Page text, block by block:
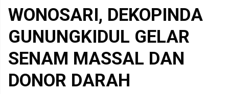
WONOSARI, DEKOPINDA
GUNUNGKIDUL GELAR
SENAM MASSAL DAN
DONOR DARAH